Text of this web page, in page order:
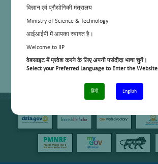
विज्ञान एवं प्रौद्योगिकी मंत्रालय
Ministry of Science & Technology
आईआईपी में आपका स्वागत है।
Welcome to IIP
वेबसाइट में प्रवेश करने के लिए अपनी पसंदीदा भाषा चुनें।
Select your Preferred Language to Enter the Website
हिंदी English